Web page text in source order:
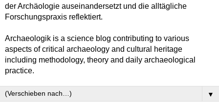
der Archäologie auseinandersetzt und die alltägliche
Forschungspraxis reflektiert.
Archaeologik is a science blog contributing to various
aspects of critical archaeology and cultural heritage
including methodology, theory and daily archaeological
practice.
▼